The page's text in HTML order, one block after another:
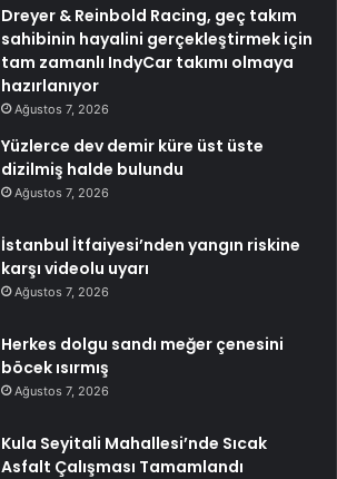
Dreyer & Reinbold Racing, geç takım
sahibinin hayalini gerçekleştirmek için
tam zamanlı IndyCar takımı olmaya
hazırlanıyor
Ağustos 7, 2026
Yüzlerce dev demir küre üst üste
dizilmiş halde bulundu
Ağustos 7, 2026
İstanbul İtfaiyesi’nden yangın riskine
karşı videolu uyarı
Ağustos 7, 2026
Herkes dolgu sandı meğer çenesini
böcek ısırmış
Ağustos 7, 2026
Kula Seyitali Mahallesi’nde Sıcak
Asfalt Çalışması Tamamlandı